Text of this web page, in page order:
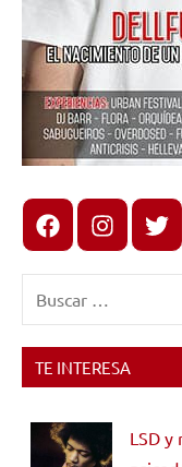
FacebookInstagram
X
TE INTERESA
LSD y